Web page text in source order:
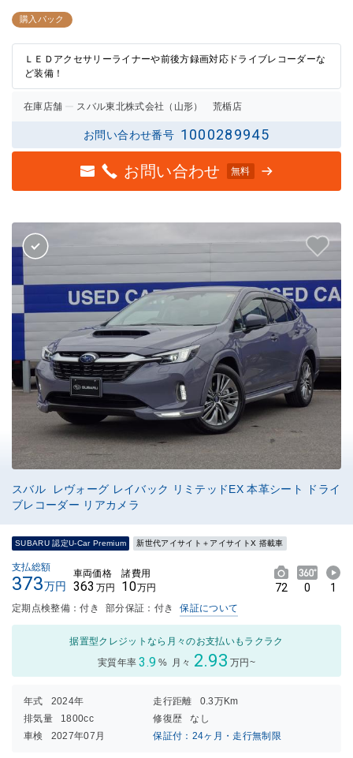
購入パック
ＬＥＤアクセサリーライナーや前後方録画対応ドライブレコーダーな
ど装備！
在庫店舗 スバル東北株式会社（山形） 荒楯店
お問い合わせ番号 1000289945
お問い合わせ 無料
スバル レヴォーグ レイバック リミテッドEX 本革シート ドライ
ブレコーダー リアカメラ
SUBARU 認定U-Car Premium 新世代アイサイト＋アイサイトX 搭載車
支払総額
373万円
車両価格
363 万円
諸費用
10万円 72 0 1
定期点検整備：付き 部分保証：付き 保証について
据置型クレジットなら月々のお支払いもラクラク
実質年率 3.9 % 月々 2.93 万円~
年式 2024年 走行距離
0.3万Km
排気量
1800cc 修復歴
なし
車検
2027年07月 保証付：24ヶ月・走行無制限